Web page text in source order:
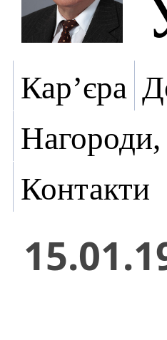
Кар’єра
Нагороди,
Контакти